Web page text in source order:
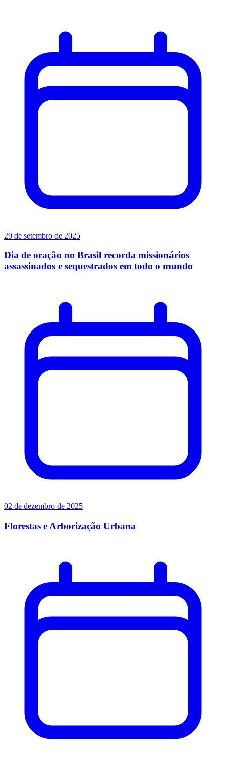
29 de setembro de 2025
Dia de oração no Brasil recorda missionários
assassinados e sequestrados em todo o mundo
02 de dezembro de 2025
Florestas e Arborização Urbana